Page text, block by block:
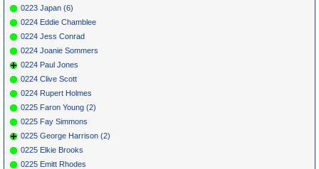
0223 Japan (6)
0224 Eddie Chamblee
0224 Jess Conrad
0224 Joanie Sommers
0224 Paul Jones
0224 Clive Scott
0224 Rupert Holmes
0225 Faron Young (2)
0225 Fay Simmons
0225 George Harrison (2)
0225 Elkie Brooks
0225 Emitt Rhodes